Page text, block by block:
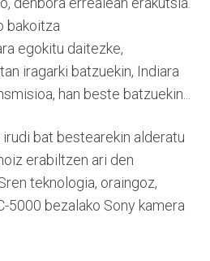
bakoitza
egokitu daitezke,
iragarki batzuekin, Indiara
han beste batzuekin...
irudi bat bestearekin alderatu
erabiltzen ari den
teknologia, oraingoz,
5000 bezalako Sony kamera